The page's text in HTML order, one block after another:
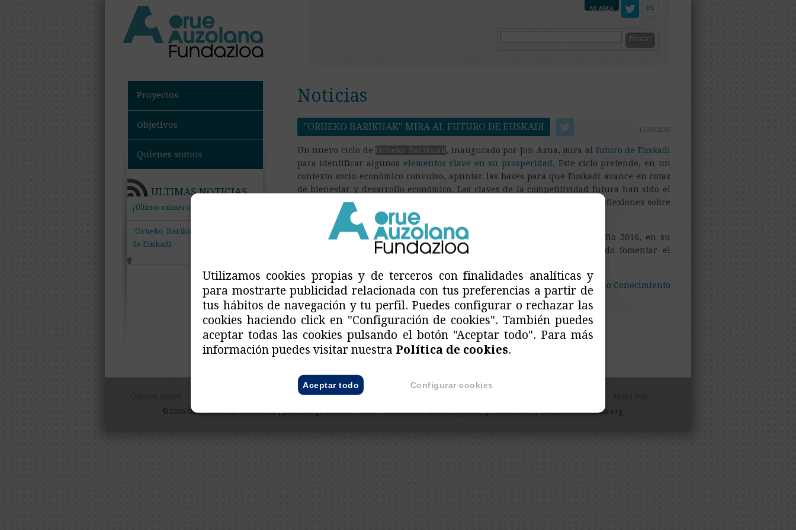
es
MI AREA
Proyectos
Objetivos
Quienes somos
ULTIMAS NOTICIAS
¡Último número de Gizadiberri!
"Orueko Barikuak" mira al futuro
de Euskadi
+
Noticias
"ORUEKO BARIKUAK" MIRA AL FUTURO DE EUSKADI 11/03/2016
Un nuevo ciclo de Orueko Barikuak, inaugurado por Jon Azua, mira al futuro de Euskadi
para identificar algunos elementos clave en su prosperidad . Este ciclo pretende, en un
contexto socio-económico convulso, apuntar las bases para que Euskadi avance en cotas
de bienestar y desarrollo económico. Las claves de la competitividad futura han sido el
foco de la primera sesión de la mano de Jon Azua, a quienes seguirán reflexiones sobre
el papel de la industria y las capacidades humanas.
Este ciclo de Orueko Barikuaktendrá lugar en la primera mitad del año 2016, en su
fomato habitual de charla seguida de debate compartido, pretendiendo fomentar el
Los detalles de cada una de las jornadas estarán disponibles en el apartado Conocimiento
Política de privacidad Política de cookies
©2026 Orue Auzolana Fundazioa | Juan Alzaga 2 Behea - 48340 - Amorebieta-Etxano (Bizkaia) | 946.85.12.92 | info@orueauzolana.org
Utilizamos cookies propias y de terceros con finalidades analíticas y
para mostrarte publicidad relacionada con tus preferencias a partir de
tus hábitos de navegación y tu perfil. Puedes configurar o rechazar las
cookies haciendo click en "Configuración de cookies". También puedes
aceptar todas las cookies pulsando el botón "Aceptar todo". Para más
información puedes visitar nuestra Política de cookies.
Aceptar todo Configurar cookies